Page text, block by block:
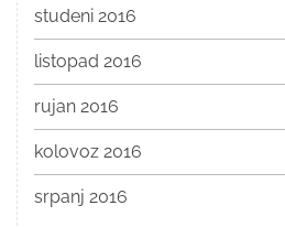
studeni 2016
listopad 2016
rujan 2016
kolovoz 2016
srpanj 2016